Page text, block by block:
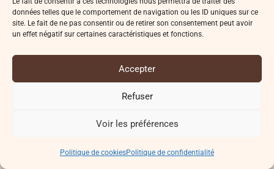
données telles que le comportement de navigation ou les ID uniques sur ce
site. Le fait de ne pas consentir ou de retirer son consentement peut avoir
un effet négatif sur certaines caractéristiques et fonctions.
Accepter
Refuser
Voir les préférences
Politique de cookiesPolitique de confidentialité
vie.
Vertus spirituelles du